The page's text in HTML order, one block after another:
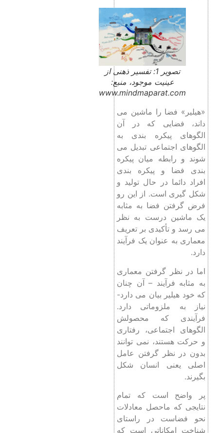
تصویر 1: تفسیر ذهنی از
عینیت موجود، منبع:
www.mindmaparat.com
«هیلیر» فضا را ماشین می
داند، فضایی که در آن
الگوهای پیکره بندی به
الگوهای اجتماعی تبدیل می
شوند و رابطه میان پیکره
بندی فضا و پیکره بندی
افراد دائما در حال تولید و
شکل گیری است. از این رو
فرض گرفتن فضا به مثابه
یک ماشین درست به نظر
می رسد و تأکیدی بر تعریف
معماری به عنوان یک فرآیند
دارد.
اما در نظر گرفتن معماری
به مثابه فرآیند – آن چنان
که خود هیلیر بیان می دارد-
نیاز به ملزوماتی دارد.
فرآیندی که محصولش
الگوهای اجتماعی، رفتاری
و حرکت هستند، نمی توانند
بدون در نظر گرفتن عامل
اصلی یعنی انسان شکل
بگیرند.
پر واضح است که تمام
نتایجی که ماحصل معادلات
نحو فضاست در راستای
شناخت امکاناتی است که